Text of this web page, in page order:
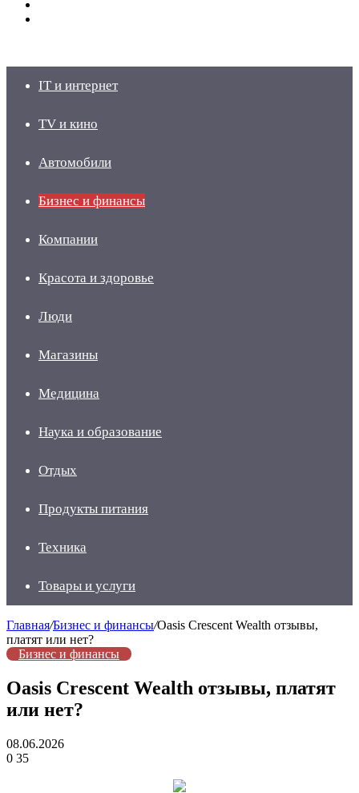
IT и интернет
TV и кино
Автомобили
Бизнес и финансы
Компании
Красота и здоровье
Люди
Магазины
Медицина
Наука и образование
Отдых
Продукты питания
Техника
Товары и услуги
Главная/Бизнес и финансы/Oasis Crescent Wealth отзывы,
платят или нет?
Бизнес и финансы
Oasis Crescent Wealth отзывы, платят
или нет?
08.06.2026
0 35